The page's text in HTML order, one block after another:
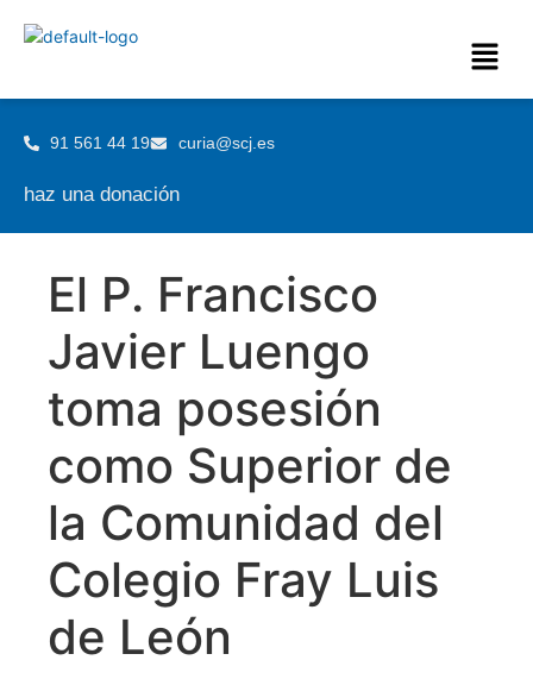
91 561 44 19 curia@scj.es
haz una donación
El P. Francisco
Javier Luengo
toma posesión
como Superior de
la Comunidad del
Colegio Fray Luis
de León